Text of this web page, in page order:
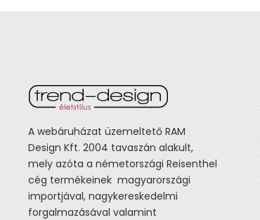
A webáruházat üzemeltető RAM
Design Kft. 2004 tavaszán alakult,
mely azóta a németországi Reisenthel
cég termékeinek magyarországi
importjával, nagykereskedelmi
forgalmazásával valamint